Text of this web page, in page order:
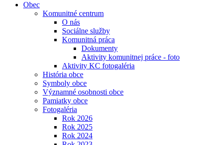
Obec
Komunitné centrum
O nás
Sociálne služby
Komunitná práca
Dokumenty
Aktivity komunitnej práce - foto
Aktivity KC fotogaléria
História obce
Symboly obce
Významné osobnosti obce
Pamiatky obce
Fotogaléria
Rok 2026
Rok 2025
Rok 2024